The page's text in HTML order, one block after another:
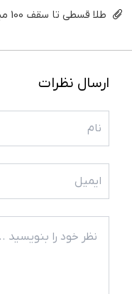
طلا قسطی تا سقف 100 میلیون تومان💰
ارسال نظرات